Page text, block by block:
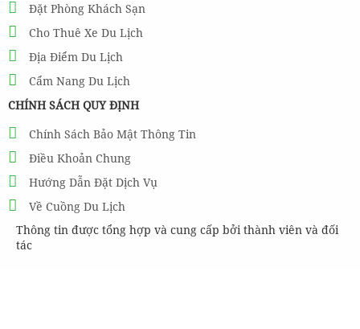
Đặt Phòng Khách Sạn
Cho Thuê Xe Du Lịch
Địa Điểm Du Lịch
Cẩm Nang Du Lịch
CHÍNH SÁCH QUY ĐỊNH
Chính Sách Bảo Mật Thông Tin
Điều Khoản Chung
Hướng Dẫn Đặt Dịch Vụ
Về Cuồng Du Lịch
Thông tin được tổng hợp và cung cấp bởi thành viên và đối
tác